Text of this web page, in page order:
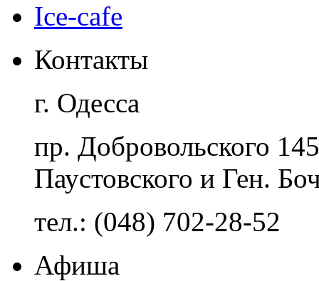
Ice-cafe
Контакты
г. Одесса
пр. Добровольского
Паустовского и Ген.
тел.: (048) 702-28-52
Афиша